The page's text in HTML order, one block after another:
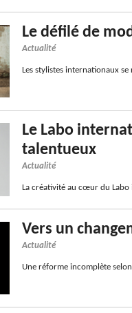
Le défilé de
Actualité
Les stylistes internationaux
Le Labo
talentueux
Actualité
La créativité au cœur du Labo
Vers un
Actualité
Une réforme incomplète selon